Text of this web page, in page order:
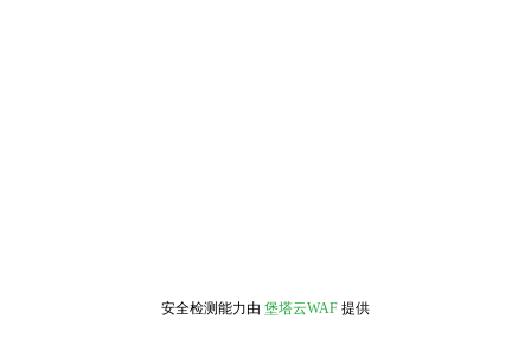
安全检测能力由 堡塔云WAF 提供